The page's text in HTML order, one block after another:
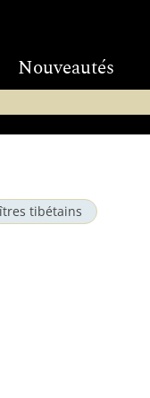
Nouveautés
tibétains